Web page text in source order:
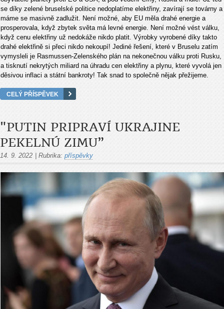
se díky zelené bruselské politice nedoplatíme elektřiny, zavírají se továrny a
máme se masivně zadlužit. Není možné, aby EU měla drahé energie a
prosperovala, když zbytek světa má levné energie. Není možné vést válku,
když cenu elektřiny už nedokáže nikdo platit. Výrobky vyrobené díky takto
drahé elektřině si přeci nikdo nekoupí! Jediné řešení, které v Bruselu zatím
vymysleli je Rasmussen-Zelenského plán na nekonečnou válku proti Rusku,
a tisknutí nekrytých miliard na úhradu cen elektřiny a plynu, které vyvolá jen
děsivou inflaci a státní bankroty! Tak snad to společně nějak přežijeme.
CELÝ PŘÍSPĚVEK
"PUTIN PRIPRAVÍ UKRAJINE
PEKELNÚ ZIMU”
14. 9. 2022 Rubrika: příspěvky